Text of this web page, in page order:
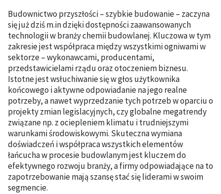
Budownictwo przyszłości – szybkie budowanie – zaczyna
się już dziś m.in dzięki dostępności zaawansowanych
technologii w branży chemii budowlanej. Kluczowa w tym
zakresie jest współpraca między wszystkimi ogniwami w
sektorze – wykonawcami, producentami,
przedstawicielami rządu oraz otoczeniem biznesu.
Istotne jest wsłuchiwanie się w głos użytkownika
końcowego i aktywne odpowiadanie na jego realne
potrzeby, a nawet wyprzedzanie tych potrzeb w oparciu o
projekty zmian legislacyjnych, czy globalne megatrendy
związane np. z ociepleniem klimatu i trudniejszymi
warunkami środowiskowymi. Skuteczna wymiana
doświadczeń i współpraca wszystkich elementów
łańcucha w procesie budowlanym jest kluczem do
efektywnego rozwoju branży, a firmy odpowiadające na to
zapotrzebowanie mają szansę stać się liderami w swoim
segmencie.